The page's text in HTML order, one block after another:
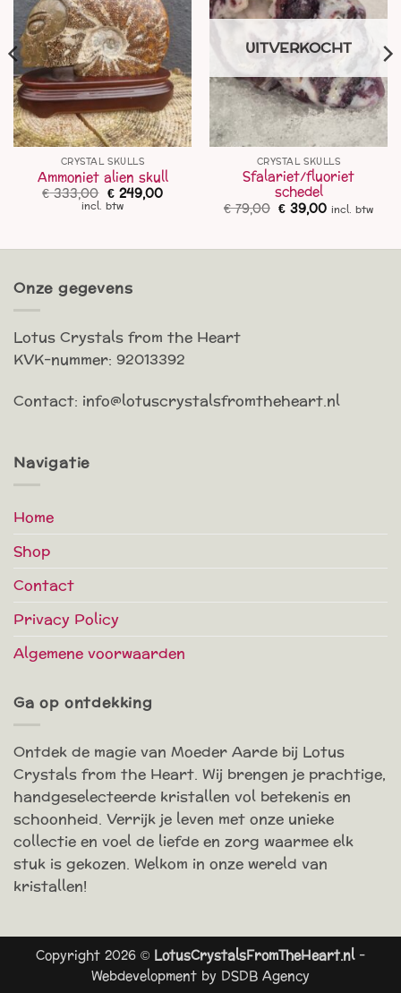
CRYSTAL SKULLS
Ammoniet alien skull
€333,00 Oorspronkelijke
prijs
was:
€249,00Huidige
incl. btw
UITVERKOCHT
CRYSTAL SKULLS
Sfalariet/fluoriet
schedel
€79,00 Oorspronkelijke
prijs
€ 39,00Huidige
prijs
incl. btw
Onze gegevens
Lotus Crystals from the Heart
KVK-nummer: 92013392
Contact: info@lotuscrystalsfromtheheart.nl
Navigatie
Home
Shop
Contact
Privacy Policy
Algemene voorwaarden
Ga op ontdekking
Ontdek de magie van Moeder Aarde bij Lotus
Crystals from the Heart. Wij brengen je prachtige,
handgeselecteerde kristallen vol betekenis en
schoonheid. Verrijk je leven met onze unieke
collectie en voel de liefde en zorg waarmee elk
stuk is gekozen. Welkom in onze wereld van
kristallen!
Copyright 2026 © LotusCrystalsFromTheHeart.nl-
Webdevelopment by DSDB Agency